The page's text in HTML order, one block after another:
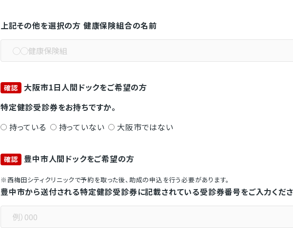
上記その他を選択の方 健康保険組合の名前
確認
大阪市1日人間ドックをご希望の方
特定健診受診券をお持ちですか。
持っている
持っていない 大阪市ではない
確認 豊中市人間ドックをご希望の方
※西梅田シティクリニックで予約を取った後、助成の申込を行う必要があります。
豊中市から送付される特定健診受診券に記載されている受診券番号をご入力くださ